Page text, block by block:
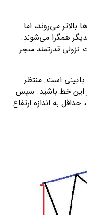
می‌روند، اما
همگرا می‌شوند.
قدرتمند منجر
است. منتظر
این خط باشید. سپس
به اندازه ارتفاع